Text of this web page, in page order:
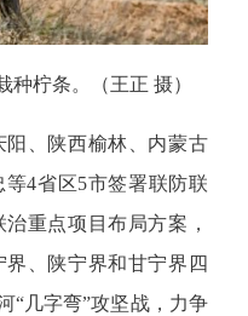
柠条。（王正 摄）
、陕西榆林、内蒙古
4省区5市签署联防联
重点项目布局方案，
、陕宁界和甘宁界四
“几字弯”攻坚战，力争